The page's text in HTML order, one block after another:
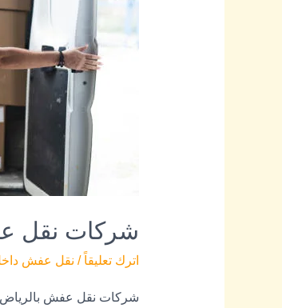
شركات نقل عفش
اترك تعليقاً / نقل عفش